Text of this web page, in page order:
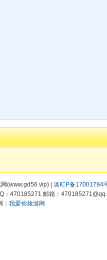
(www.gd56.vip) | 滇ICP备17001794
：470185271 邮箱：
我爱你旅游网